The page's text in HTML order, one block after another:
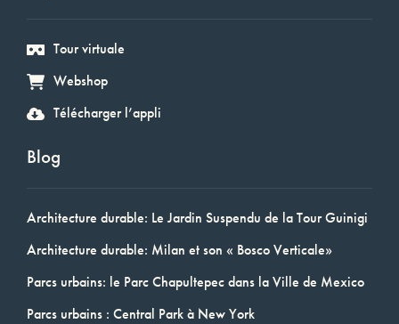
Tour virtuale
Webshop
Télécharger l’appli
Blog
Architecture durable: Le Jardin Suspendu de la Tour Guinigi
Architecture durable: Milan et son « Bosco Verticale»
Parcs urbains: le Parc Chapultepec dans la Ville de Mexico
Parcs urbains : Central Park à New York